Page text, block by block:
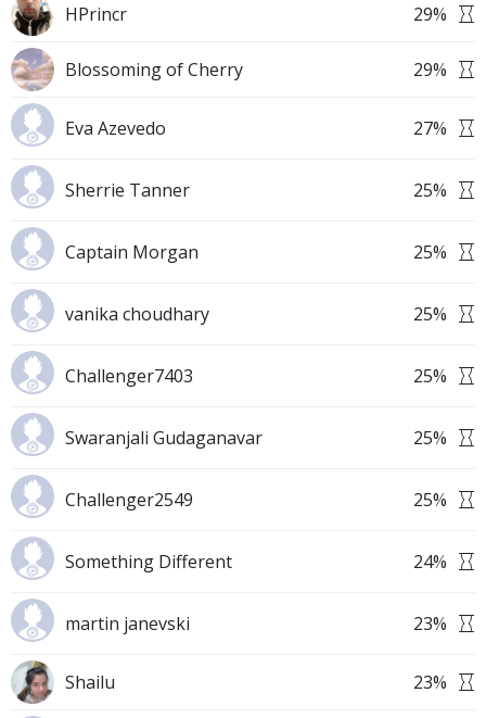
HPrincr 29%
Blossoming of Cherry 29%
Eva Azevedo 27%
Sherrie Tanner 25%
Captain Morgan 25%
vanika choudhary 25%
Challenger7403 25%
Swaranjali Gudaganavar 25%
Challenger2549 25%
Something Different 24%
martin janevski 23%
Shailu 23%